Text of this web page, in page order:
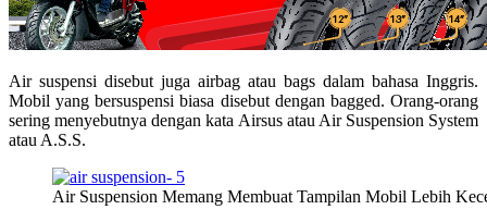
Air suspensi disebut juga airbag atau bags dalam bahasa Inggris.
Mobil yang bersuspensi biasa disebut dengan bagged. Orang-orang
sering menyebutnya dengan kata Airsus atau Air Suspension System
atau A.S.S.
Air Suspension Memang Membuat Tampilan Mobil Lebih